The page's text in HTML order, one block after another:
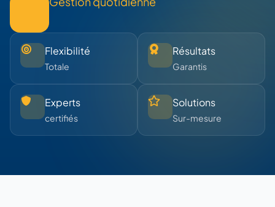
Flexibilité
Totale
Résultats
Garantis
Experts
certifiés
Solutions
Sur-mesure